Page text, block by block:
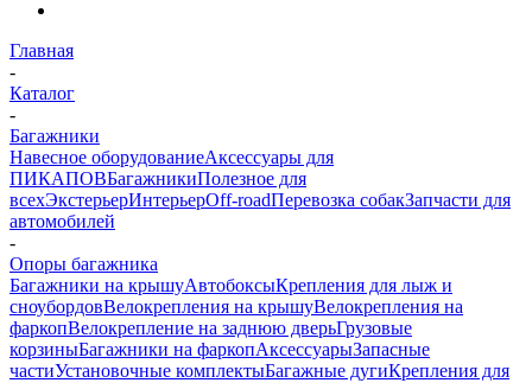
Главная
-
Каталог
-
Багажники
Навесное оборудованиеАксессуары для
ПИКАПОВБагажникиПолезное для
всехЭкстерьерИнтерьерOff-roadПеревозка собакЗапчасти для
автомобилей
-
Опоры багажника
Багажники на крышуАвтобоксыКрепления для лыж и
сноубордовВелокрепления на крышуВелокрепления на
фаркопВелокрепление на заднюю дверьГрузовые
корзиныБагажники на фаркопАксессуарыЗапасные
частиУстановочные комплектыБагажные дугиКрепления для